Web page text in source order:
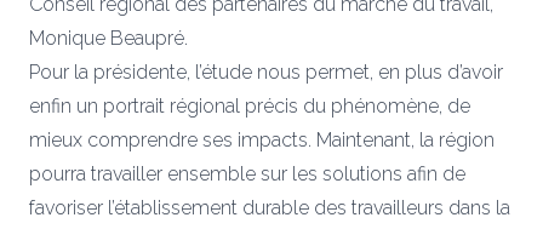
Conseil régional des partenaires du marché du travail,
Monique Beaupré.
Pour la présidente, l’étude nous permet, en plus d’avoir
enfin un portrait régional précis du phénomène, de
mieux comprendre ses impacts. Maintenant, la région
pourra travailler ensemble sur les solutions afin de
favoriser l’établissement durable des travailleurs dans la